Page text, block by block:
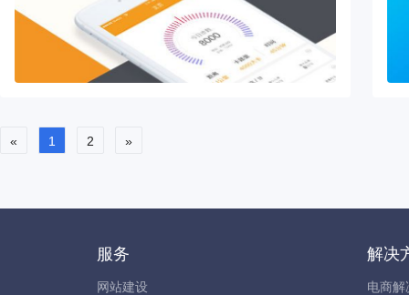
« 1 2 »
服务
网站建设
解决
电商解